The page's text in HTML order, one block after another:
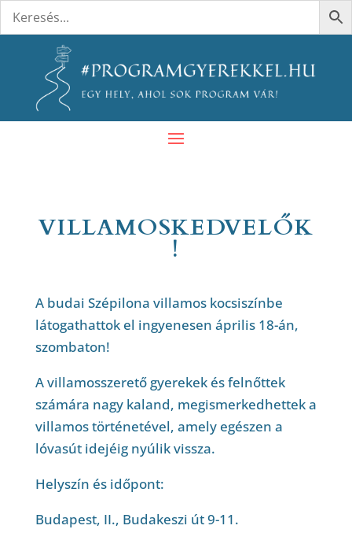
VILLAMOSKEDVELŐK
!
A budai Szépilona villamos kocsiszínbe
látogathattok el ingyenesen április 18-án,
szombaton!
A villamosszerető gyerekek és felnőttek
számára nagy kaland, megismerkedhettek a
villamos történetével, amely egészen a
lóvasút idejéig nyúlik vissza.
Helyszín és időpont:
Budapest, II., Budakeszi út 9-11.